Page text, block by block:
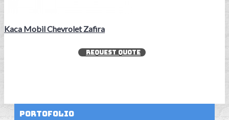
Kaca Mobil Chevrolet Zafira
REQUEST QUOTE
Portofolio